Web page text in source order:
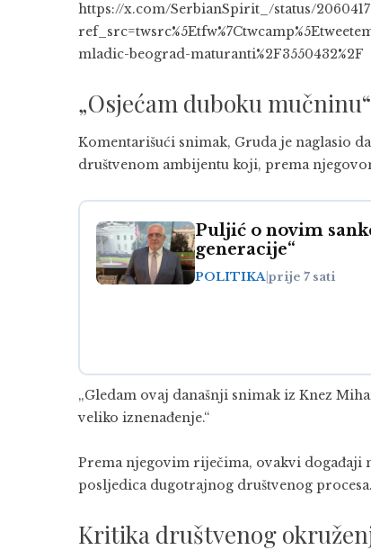
https://x.com/SerbianSpirit_/status/
mladic-beograd-maturanti%2F3550432%2F
„Osjećam duboku mučninu“
Komentarišući snimak, Gruda je naglasio
društvenom ambijentu koji, prema
Puljić o novim
generacije“
POLITIKAprije 7 sati
„Gledam ovaj današnji snimak iz Knez
veliko iznenađenje.“
Prema njegovim riječima, ovakvi događaji
posljedica dugotrajnog društvenog procesa.
Kritika društvenog